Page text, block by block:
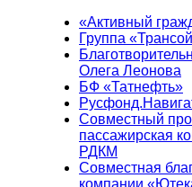
«Активный
Группа
Олега Леонова
БФ «Татнефть»
Совместный
пассажирская
РДКМ
Совместная
компании